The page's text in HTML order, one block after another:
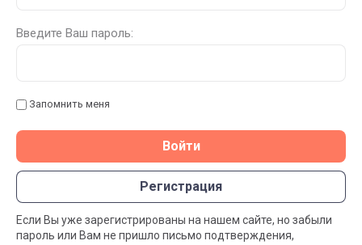
Введите Ваш пароль:
Запомнить меня
Войти
Регистрация
Если Вы уже зарегистрированы на нашем сайте, но забыли
пароль или Вам не пришло письмо подтверждения,